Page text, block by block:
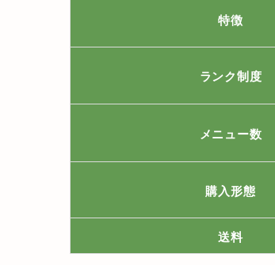
特徴
ランク制度
メニュー数
購入形態
送料